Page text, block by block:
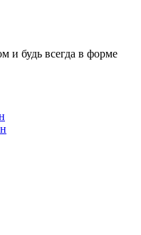
и будь всегда в форме